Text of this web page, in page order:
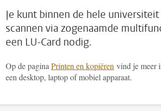
Je kunt binnen de hele
scannen via zogenaamde
een LU-Card nodig.
Op de pagina Printen en kopiëren vind je meer
een desktop, laptop of mobiel apparaat.